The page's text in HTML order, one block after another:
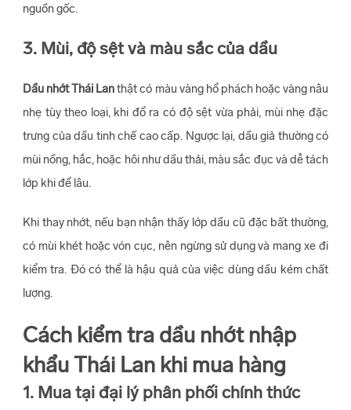
nguồn gốc.
3. Mùi, độ sệt và màu sắc của dầu
Dầu nhớt Thái Lanthật có màu vàng hổ phách hoặc vàng nâu
nhẹ tùy theo loại, khi đổ ra có độ sệt vừa phải, mùi nhẹ đặc
trưng của dầu tinh chế cao cấp. Ngược lại, dầu giả thường có
mùi nồng, hắc, hoặc hôi như dầu thải, màu sắc đục và dễ tách
lớp khi để lâu.
Khi thay nhớt, nếu bạn nhận thấy lớp dầu cũ đặc bất thường,
có mùi khét hoặc vón cục, nên ngừng sử dụng và mang xe đi
kiểm tra. Đó có thể là hậu quả của việc dùng dầu kém chất
lượng.
Cách kiểm tra dầu nhớt nhập
khẩu Thái Lan khi mua hàng
1. Mua tại đại lý phân phối chính thức